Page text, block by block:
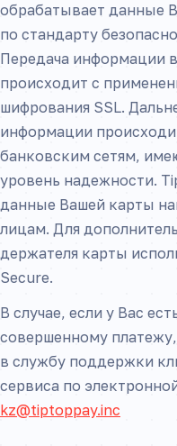
обрабатывает данные
по стандарту
Передача информации
происходит с
шифрования SSL.
информации
банковским сетям,
уровень надежности.
данные Вашей карты
лицам. Для
держателя карты
Secure.
В случае, если у Вас
совершенному
в службу поддержки
сервиса по
kz@tiptoppay.inc